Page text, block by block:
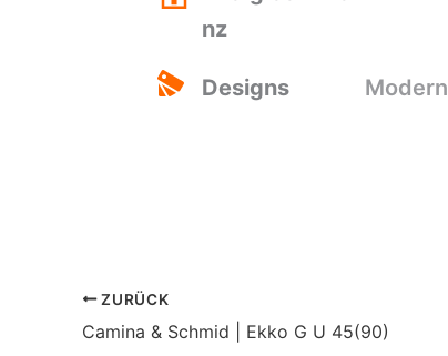
nz
Designs Modern
ZURÜCK
Camina & Schmid | Ekko G U 45(90)